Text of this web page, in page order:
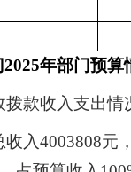
2025年部门预算
拨款收入支出情
收入4003808元